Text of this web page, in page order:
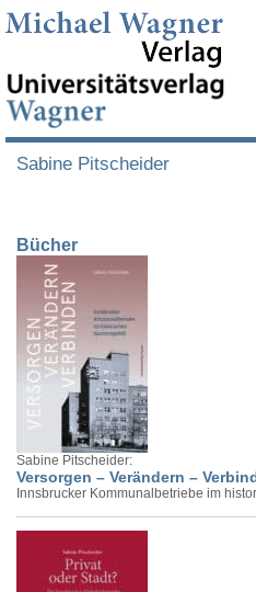
Sabine Pitscheider
Bücher
Sabine Pitscheider:
Versorgen – Verändern –
Innsbrucker Kommunalbetriebe im